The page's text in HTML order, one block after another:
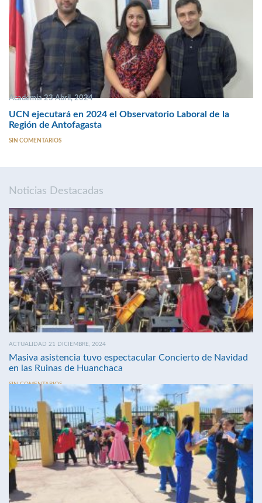
Academia 23 Abril, 2024
UCN ejecutará en 2024 el Observatorio Laboral de la
Región de Antofagasta
SIN COMENTARIOS
Noticias Destacadas
ACTUALIDAD 21 DICIEMBRE, 2024
Masiva asistencia tuvo espectacular Concierto de Navidad
en las Ruinas de Huanchaca
SIN COMENTARIOS